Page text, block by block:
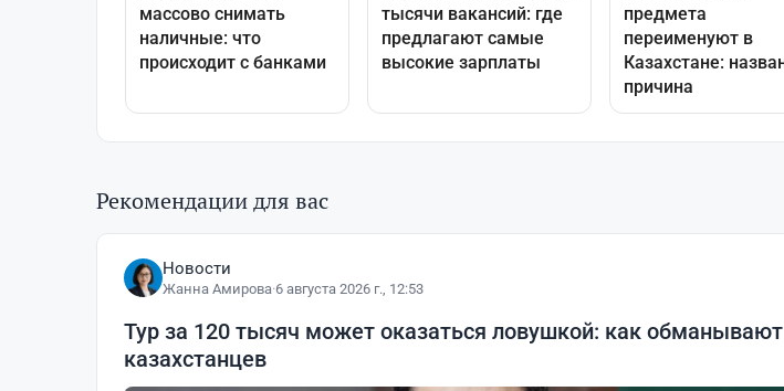
Рекомендации для вас
Новости
Жанна Амирова·6 августа 2026 г., 12:53
Тур за 120 тысяч может оказаться ловушкой: как обманывают
казахстанцев